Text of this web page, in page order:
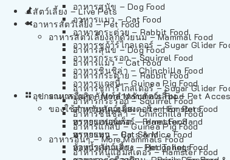
สัตว์เลี้ยง – Live Pets
อาหารสัตว์เลี้ยง – Pet Food
อาหารสัตว์เลี้ยงลูกด้วยนม – Mammal Food
อาหารสุนัข – Dog Food
อาหารแมว – Cat Food
อาหารกระต่าย – Rabbit Food
อาหารชูก้าร์ไกลเดอร์ – Sugar Glider
อาหารกระรอก – Squirrel Food
อาหารชินชิล่า – Chinchilla Food
อาหารแกสบี้ – Guinea Pig Food
อาหารอื่นๆ – More Mammals Food
อาหารหนูแฮมสเตอร์ – Hamster Food
อาหารสุนัข – Dog Food
อาหารแมว – Cat Food
อาหารกระต่าย – Rabbit Food
อาหารชูก้าร์ไกลเดอร์ – Sugar Glider
อาหารกระรอก – Squirrel Food
อาหารชินชิล่า – Chinchilla Food
อาหารแกสบี้ – Guinea Pig Food
อาหารอื่นๆ – More Mammals Food
อาหารหนูแฮมสเตอร์ – Hamster Food
อาหารเฟอร์เร็ต – Ferret Food
อาหารหนู – Rats & Mice Food
อาหารเม่นแคระ – Hedgehog Food
อุปกรณและผลิตภัณฑ์สำหรับสัตว์เลี้ยง – Pet
ของใช้สำหรับสัตว์เลี้ยง – Item For Pets
ทรายแฮมสเตอร์ – Hamster Sand
ทรายแมว – Cat Sand
ห้องน้ำสัตว์เลี้ยง – Pet Toilets